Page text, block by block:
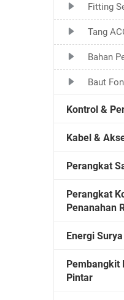
Fitting
Tang
Bahan
Baut
Kontrol &
Kabel &
Perangkat
Perangkat
Penanahan
Energi
Pembangkit
Pintar